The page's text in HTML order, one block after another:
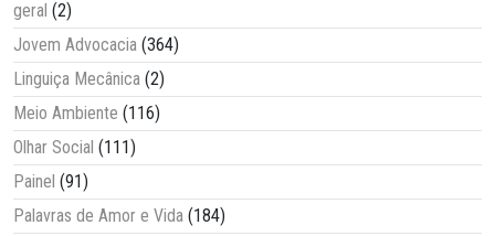
geral (2)
Jovem Advocacia (364)
Linguiça Mecânica (2)
Meio Ambiente (116)
Olhar Social (111)
Painel (91)
Palavras de Amor e Vida (184)